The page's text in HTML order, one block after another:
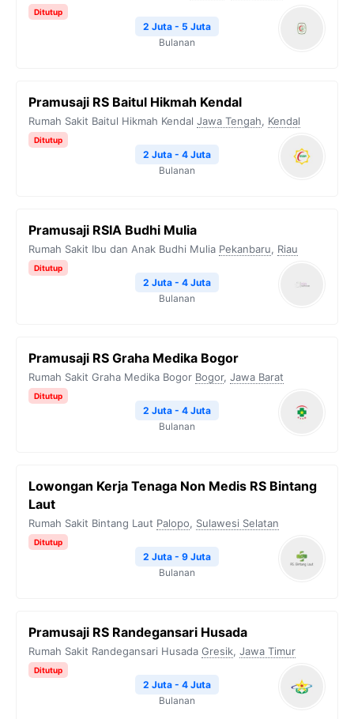
Ditutup
2 Juta - 5 Juta
Bulanan
Pramusaji RS Baitul Hikmah Kendal
Rumah Sakit Baitul Hikmah Kendal Jawa Tengah, Kendal
Ditutup
2 Juta - 4 Juta
Bulanan
Pramusaji RSIA Budhi Mulia
Rumah Sakit Ibu dan Anak Budhi Mulia Pekanbaru, Riau
Ditutup
2 Juta - 4 Juta
Bulanan
Pramusaji RS Graha Medika Bogor
Rumah Sakit Graha Medika Bogor Bogor, Jawa Barat
Ditutup
2 Juta - 4 Juta
Bulanan
Lowongan Kerja Tenaga Non Medis RS Bintang
Laut
Rumah Sakit Bintang Laut Palopo, Sulawesi Selatan
Ditutup
2 Juta - 9 Juta
Bulanan
Pramusaji RS Randegansari Husada
Rumah Sakit Randegansari Husada Gresik, Jawa Timur
Ditutup
2 Juta - 4 Juta
Bulanan